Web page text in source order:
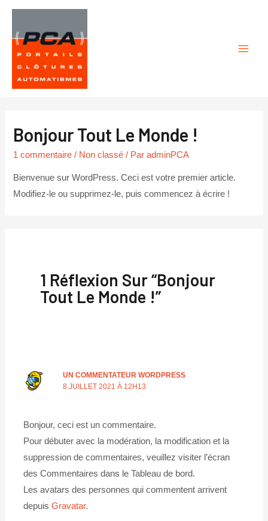
Aller
contenu
Bonjour Tout Le Monde !
1 commentaire / Non classé / ParadminPCA
Bienvenue sur WordPress. Ceci est votre premier article.
Modifiez-le ou supprimez-le, puis commencez à écrire !
1 Réflexion Sur “Bonjour
Tout Le Monde !”
UN COMMENTATEUR WORDPRESS
8 JUILLET 2021 À 12H13
Bonjour, ceci est un commentaire.
Pour débuter avec la modération, la modification et la
suppression de commentaires, veuillez visiter l’écran
des Commentaires dans le Tableau de bord.
Les avatars des personnes qui commentent arrivent
depuisGravatar.